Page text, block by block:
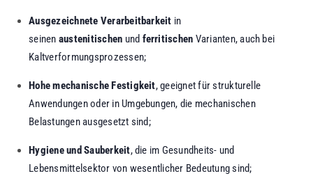
Ausgezeichnete Verarbeitbarkeit in
seinen austenitischen und ferritischen Varianten, auch bei
Kaltverformungsprozessen;
Hohe mechanische Festigkeit, geeignet für strukturelle
Anwendungen oder in Umgebungen, die mechanischen
Belastungen ausgesetzt sind;
Hygiene und Sauberkeit, die im Gesundheits- und
Lebensmittelsektor von wesentlicher Bedeutung sind;